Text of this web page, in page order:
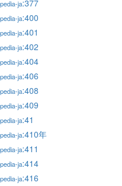
ja:377
ja:400
ja:401
ja:402
ja:404
ja:406
ja:408
ja:409
ja:41
ja:410年
ja:411
ja:414
ja:416